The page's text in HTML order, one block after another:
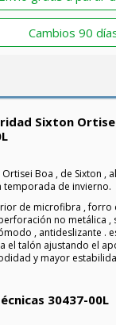
Cambios 90
Sixton Ortisei
Boa , de Sixton ,
de invierno.
de microfibra , forro
no metálica ,
, antideslizante .
el talón ajustando el
y mayor
30437-00L